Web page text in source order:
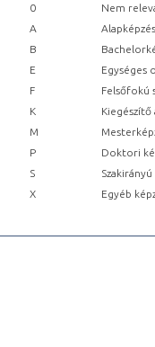
0
Nem
A
Alapképzés
B
E
Egységes
F
Felsőfokú
K
Kiegészítő
M
P
Doktori
S
X
Egyéb